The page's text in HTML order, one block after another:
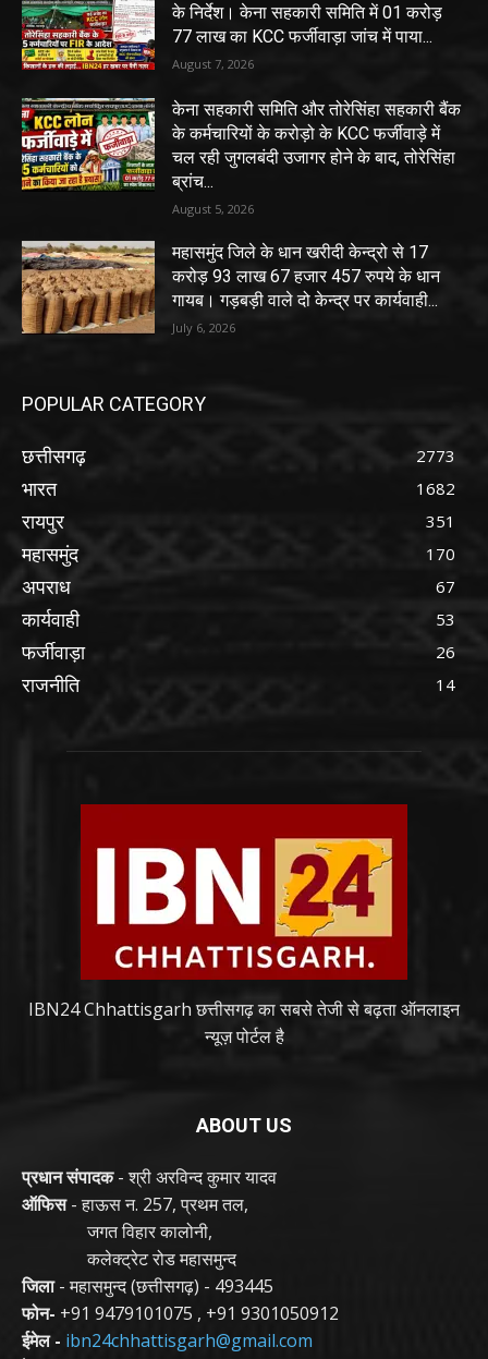
के निर्देश। केना सहकारी समिति में 01 करोड़
77 लाख का KCC फर्जीवाड़ा जांच में पाया...
August 7, 2026
केना सहकारी समिति और तोरेसिंहा सहकारी बैंक
के कर्मचारियों के करोड़ो के KCC फर्जीवाड़े में
चल रही जुगलबंदी उजागर होने के बाद, तोरेसिंहा
ब्रांच...
August 5, 2026
महासमुंद जिले के धान खरीदी केन्द्रो से 17
करोड़ 93 लाख 67 हजार 457 रुपये के धान
गायब। गड़बड़ी वाले दो केन्द्र पर कार्यवाही...
July 6, 2026
POPULAR CATEGORY
छत्तीसगढ़ 2773
भारत 1682
रायपुर 351
महासमुंद 170
अपराध 67
कार्यवाही 53
फर्जीवाड़ा 26
राजनीति 14
IBN24 Chhattisgarh छत्तीसगढ़ का सबसे तेजी से बढ़ता ऑनलाइन
न्यूज़ पोर्टल है
ABOUT US
प्रधान संपादक- श्री अरविन्द कुमार यादव
ऑफिस- हाऊस न. 257, प्रथम तल,
जगत विहार कालोनी,
कलेक्ट्रेट रोड महासमुन्द
जिला- महासमुन्द (छत्तीसगढ़) - 493445
फोन- +91 9479101075 , +91 9301050912
ईमेल - ibn24chhattisgarh@gmail.com